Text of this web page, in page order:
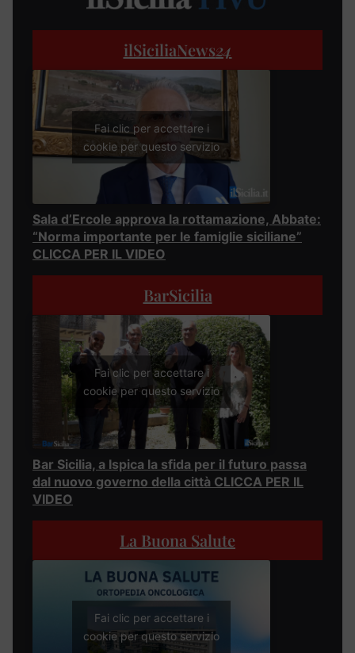
ilSiciliaNews24
Fai clic per accettare i
cookie per questo servizio
Sala d’Ercole approva la rottamazione, Abbate:
“Norma importante per le famiglie siciliane”
CLICCA PER IL VIDEO
BarSicilia
Fai clic per accettare i
cookie per questo servizio
Bar Sicilia, a Ispica la sfida per il futuro passa
dal nuovo governo della città CLICCA PER IL
VIDEO
La Buona Salute
Fai clic per accettare i
cookie per questo servizio